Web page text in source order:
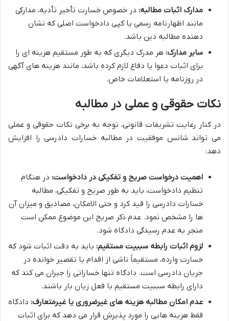
مدارک اثبات مطالبه: در خصوص خسارت تأخیر تأدیه، مدارکی
مانند اظهارنامه رسمی یا کپی دادخواست اصلی که نشان
دهنده مطالبه دین باشد.
سایر مدارک: هر مدرک دیگری که به طور مستقیم هزینه ای را
برای اثبات دعوا یا دفاع لازم کرده باشد، مانند هزینه های آگهی
در روزنامه یا استعلامات خاص.
نکات حقوقی و عملی در مطالبه
در کنار رعایت تشریفات قانونی، توجه به برخی نکات حقوقی و عملی
می تواند شانس موفقیت در مطالبه خسارات دادرسی را افزایش
دهد:
اهمیت درخواست صریح و تفکیکی در دادخواست: در هنگام
تنظیم دادخواست، باید به طور صریح و تفکیکی، مطالبه
خسارات دادرسی را قید کرد و حتی الامکان، مصادیق و میزان آن
ها را مشخص نمود. عدم ذکر صریح این موضوع ممکن است
منجر به عدم رسیدگی دادگاه شود.
لزوم اثبات رابطه سببیت مستقیم: باید به دقت اثبات شود که
خسارت وارده، مستقیماً ناشی از اقدام یا تقصیر خوانده در
جریان دادرسی است. دادگاه تنها خساراتی را جبران می کند که
دارای رابطه سببیت مستقیم با فعل زیان بار باشند.
عدم امکان مطالبه هزینه های غیرضروری یا غیرمتعارف: دادگاه
فقط هزینه هایی را مورد پذیرش قرار می دهد که برای اثبات